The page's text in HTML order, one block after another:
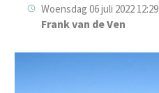
Woensdag 06 juli 2022 12:29
Frank van de Ven